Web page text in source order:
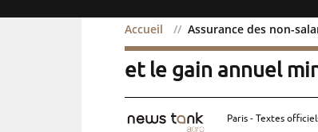
Accueil Assurance des non-
Assurance des
et le gain annuel
Paris - Textes